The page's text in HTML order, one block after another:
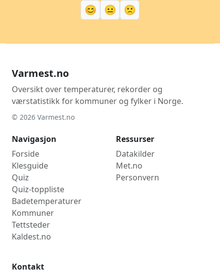
😊 😐 🙁
Varmest.no
Oversikt over temperaturer, rekorder og
værstatistikk for kommuner og fylker i Norge.
© 2026 Varmest.no
Navigasjon
Forside
Klesguide
Quiz
Quiz-toppliste
Badetemperaturer
Kommuner
Tettsteder
Kaldest.no
Ressurser
Datakilder
Met.no
Personvern
Kontakt